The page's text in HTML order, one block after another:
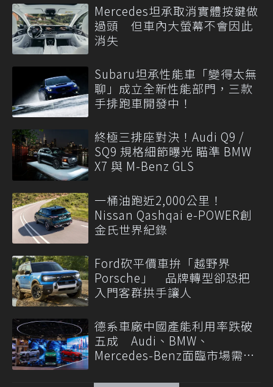
Mercedes坦承取消實體按鍵做
過頭 但車內大螢幕不會因此
消失
Subaru坦承性能車「變得太無
聊」成立全新性能部門，三款
手排跑車開發中！
終極三排座對決！Audi Q9 /
SQ9 規格細節曝光 瞄準 BMW
X7 與 M-Benz GLS
一桶油跑近2,000公里！
Nissan Qashqai e-POWER創
金氏世界紀錄
Ford砍平價車拚「越野界
Porsche」 品牌轉型卻恐把
入門客群拱手讓人
德系車廠中國產能利用率跌破
五成 Audi、BMW、
Mercedes-Benz面臨市場需求